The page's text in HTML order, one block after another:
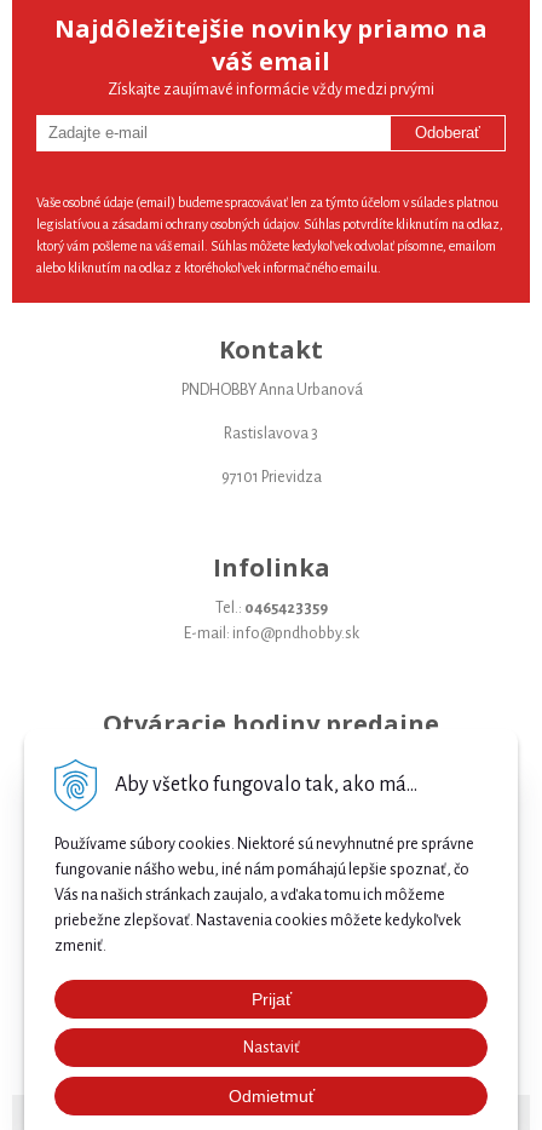
Aby všetko fungovalo tak, ako má...
Používame súbory cookies. Niektoré sú nevyhnutné pre správne
fungovanie nášho webu, iné nám pomáhajú lepšie spoznať, čo
Vás na našich stránkach zaujalo, a vďaka tomu ich môžeme
priebežne zlepšovať. Nastavenia cookies môžete kedykoľvek
zmeniť.
Prijať
Nastaviť
Odmietmuť
Najdôležitejšie novinky priamo na
váš email
Získajte zaujímavé informácie vždy medzi prvými
Odoberať
Vaše osobné údaje (email) budeme spracovávať len za týmto účelom v súlade s platnou
legislatívou a zásadami ochrany osobných údajov. Súhlas potvrdíte kliknutím na odkaz,
ktorý vám pošleme na váš email. Súhlas môžete kedykoľvek odvolať písomne, emailom
alebo kliknutím na odkaz z ktoréhokoľvek informačného emailu.
Kontakt
PNDHOBBY Anna Urbanová
Rastislavova 3
97101 Prievidza
Infolinka
Tel.: 0465423359
E-mail: info@pndhobby.sk
Otváracie hodiny predajne
Streda 09-17
Štvrtok 09-17
Sobota 09-12
Nedeľa Zatvorené
© 2026 Bicykle, E-bicykle a Servis Prievidza •NextShop&e-shop Pohoda Connectorby
Najnižšia cena .
Našli ste nižšiu cenu e-biku? Prekonáme ju! 🔥 Pošlite
nám ponuku a získajte ešte lepšiu cenu. 🚴⚡